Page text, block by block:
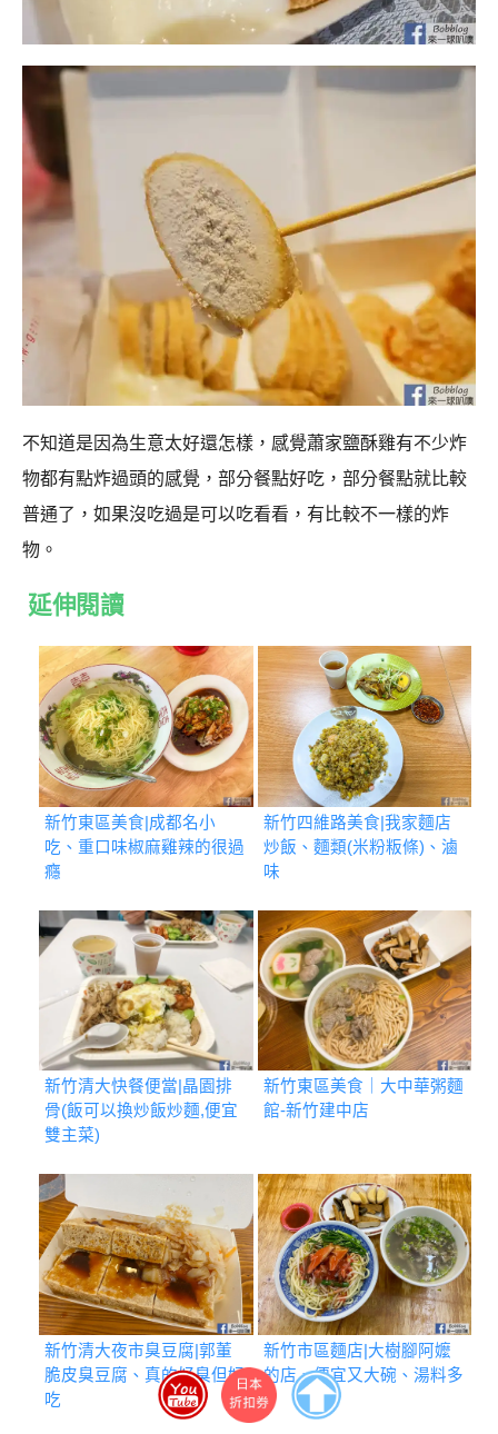
不知道是因為生意太好還怎樣，感覺蕭家鹽酥雞有不少炸
物都有點炸過頭的感覺，部分餐點好吃，部分餐點就比較
普通了，如果沒吃過是可以吃看看，有比較不一樣的炸
物。
延伸閱讀
新竹東區美食|成都名小
吃、重口味椒麻雞辣的很過
癮
新竹四維路美食|我家麵店
炒飯、麵類(米粉粄條)、滷
味
新竹清大快餐便當|晶園排
骨(飯可以換炒飯炒麵,便宜
雙主菜)
新竹東區美食｜大中華粥麵
館-新竹建中店
新竹清大夜市臭豆腐|郭董
脆皮臭豆腐、真的好臭但好
吃
新竹市區麵店|大樹腳阿嬤
的店、便宜又大碗、湯料多